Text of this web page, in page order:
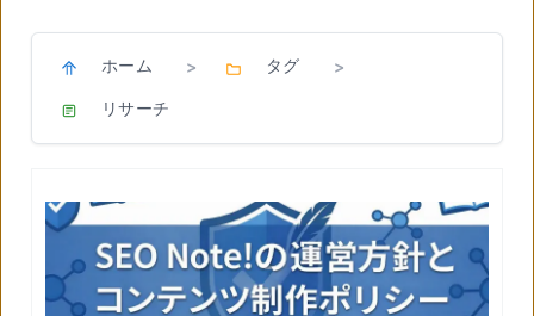
ホーム > タグ >
リサーチ